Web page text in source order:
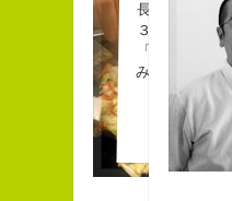
長崎県五島市
３６歳
「五島列島は
みなさん一度